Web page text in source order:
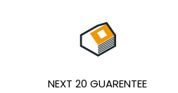
NEXT 20 GUARENTEE